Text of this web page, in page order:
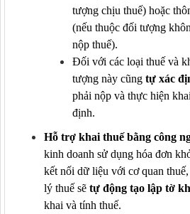
tượng chịu thuế) hoặc
(nếu thuộc đối tượng
nộp thuế).
Đối với các loại thuế và
tượng này cũng tự xác
phải nộp và thực hiện
định.
Hỗ trợ khai thuế bằng công
kinh doanh sử dụng hóa đơn
kết nối dữ liệu với cơ quan
lý thuế sẽ tự động tạo lập tờ
khai và tính thuế.